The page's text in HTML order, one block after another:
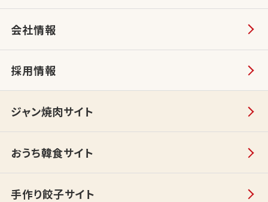
会社情報
採用情報
ジャン焼肉サイト
おうち韓食サイト
手作り餃子サイト